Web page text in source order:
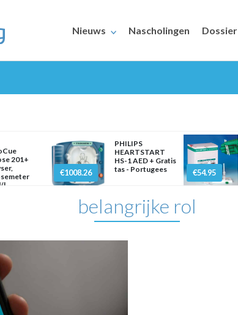
Nieuws Nascholingen Dossier
201+
l
€1008.26
PHILIPS
HEARTSTART
HS-1 AED + Gratis
tas - Portugees
€54.95
belangrijke rol